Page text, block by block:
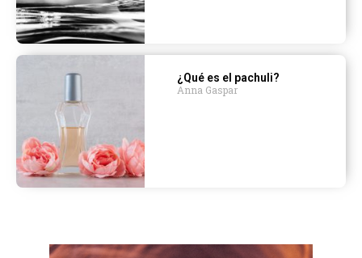
¿Qué es el pachuli?
Anna Gaspar